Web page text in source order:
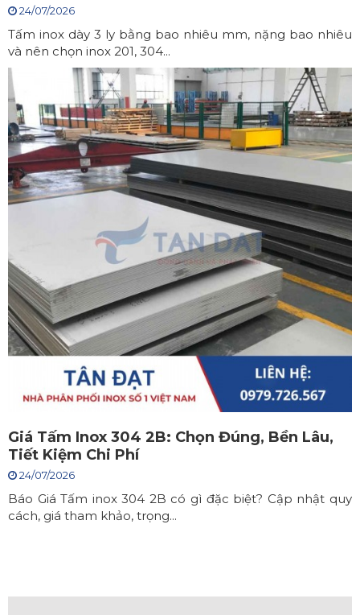
24/07/2026
Tấm inox dày 3 ly bằng bao nhiêu mm, nặng bao nhiêu
và nên chọn inox 201, 304...
Giá Tấm Inox 304 2B: Chọn Đúng, Bền Lâu,
Tiết Kiệm Chi Phí
24/07/2026
Báo Giá Tấm inox 304 2B có gì đặc biệt? Cập nhật quy
cách, giá tham khảo, trọng...